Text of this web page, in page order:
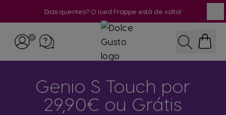
Dias quentes? O Iced Frappe está de volta!
Pesquisar
Genio S Touch por
29,90€ ou Grátis